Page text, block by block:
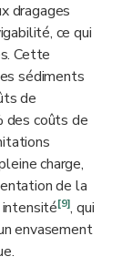
dragages
ce qui
Cette
sédiments
de
des coûts de
charge,
de la
[9], qui
envasement